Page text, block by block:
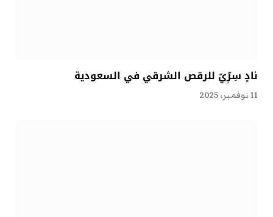
نادٍ سِرِّيّ للرقص الشرقي في السعودية
11 نوفمبر، 2025